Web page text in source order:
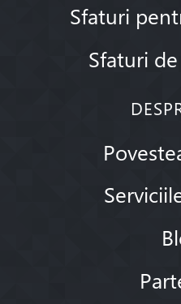
Sfaturi
Sfaturi